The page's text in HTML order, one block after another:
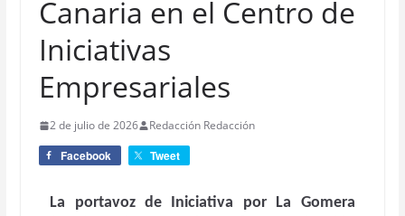
Canaria en el Centro de
Iniciativas
Empresariales
2 de julio de 2026 Redacción Redacción
Facebook Tweet
La portavoz de Iniciativa por La Gomera